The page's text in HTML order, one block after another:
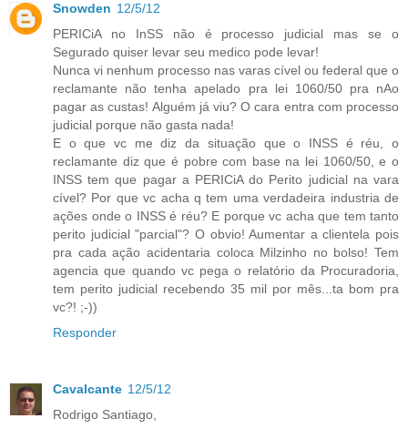
Snowden 12/5/12
PERICiA no InSS não é processo judicial mas se o
Segurado quiser levar seu medico pode levar!
Nunca vi nenhum processo nas varas cível ou federal que o
reclamante não tenha apelado pra lei 1060/50 pra nAo
pagar as custas! Alguém já viu? O cara entra com processo
judicial porque não gasta nada!
E o que vc me diz da situação que o INSS é réu, o
reclamante diz que é pobre com base na lei 1060/50, e o
INSS tem que pagar a PERICiA do Perito judicial na vara
cível? Por que vc acha q tem uma verdadeira industria de
ações onde o INSS é réu? E porque vc acha que tem tanto
perito judicial "parcial"? O obvio! Aumentar a clientela pois
pra cada ação acidentaria coloca Milzinho no bolso! Tem
agencia que quando vc pega o relatório da Procuradoria,
tem perito judicial recebendo 35 mil por mês...ta bom pra
vc?! ;-))
Responder
Cavalcante 12/5/12
Rodrigo Santiago,